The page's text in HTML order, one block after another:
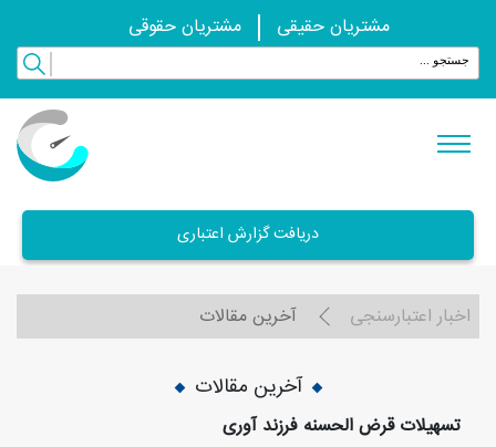
مشتریان حقیقی مشتریان حقوقی
دریافت گزارش اعتباری
اخبار اعتبارسنجی آخرین مقالات
آخرین مقالات
تسهیلات قرض الحسنه فرزند آوری